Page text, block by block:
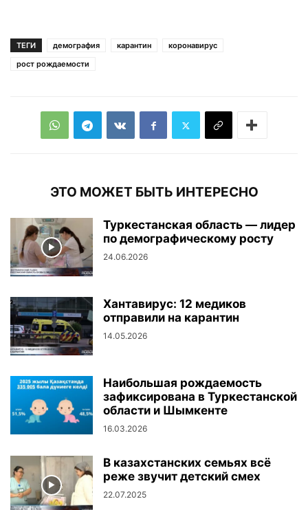
ТЕГИ демография карантин
коронавирус
рост рождаемости
ЭТО МОЖЕТ БЫТЬ ИНТЕРЕСНО
Туркестанская область — лидер
по демографическому росту
24.06.2026
Хантавирус: 12 медиков
отправили на карантин
14.05.2026
Наибольшая рождаемость
зафиксирована в Туркестанской
области и Шымкенте
16.03.2026
В казахстанских семьях всё
реже звучит детский смех
22.07.2025